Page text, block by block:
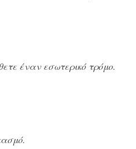
έναν εσωτερικό τρόμο.